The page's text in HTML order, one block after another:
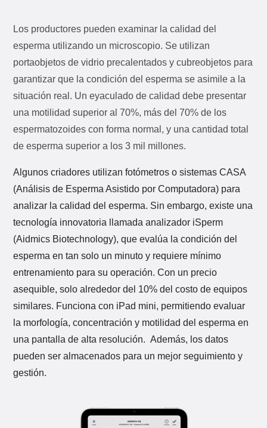
Los productores pueden examinar la calidad del
esperma utilizando un microscopio. Se utilizan
portaobjetos de vidrio precalentados y cubreobjetos para
garantizar que la condición del esperma se asimile a la
situación real. Un eyaculado de calidad debe presentar
una motilidad superior al 70%, más del 70% de los
espermatozoides con forma normal, y una cantidad total
de esperma superior a los 3 mil millones.
Algunos criadores utilizan fotómetros o sistemas CASA
(Análisis de Esperma Asistido por Computadora) para
analizar la calidad del esperma. Sin embargo, existe una
tecnología innovatoria llamada analizador iSperm
(Aidmics Biotechnology), que evalúa la condición del
esperma en tan solo un minuto y requiere mínimo
entrenamiento para su operación. Con un precio
asequible, solo alrededor del 10% del costo de equipos
similares. Funciona con iPad mini, permitiendo evaluar
la morfología, concentración y motilidad del esperma en
una pantalla de alta resolución. Además, los datos
pueden ser almacenados para un mejor seguimiento y
gestión.